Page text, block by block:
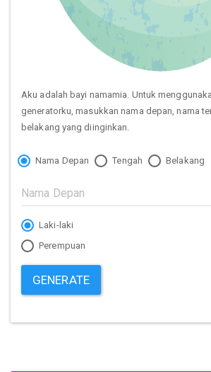
Aku adalah bayi namamia. Untuk
generatorku, masukkan nama depan, nama
belakang yang diinginkan.
Nama Depan Tengah Belakang
Laki-laki
Perempuan
GENERATE